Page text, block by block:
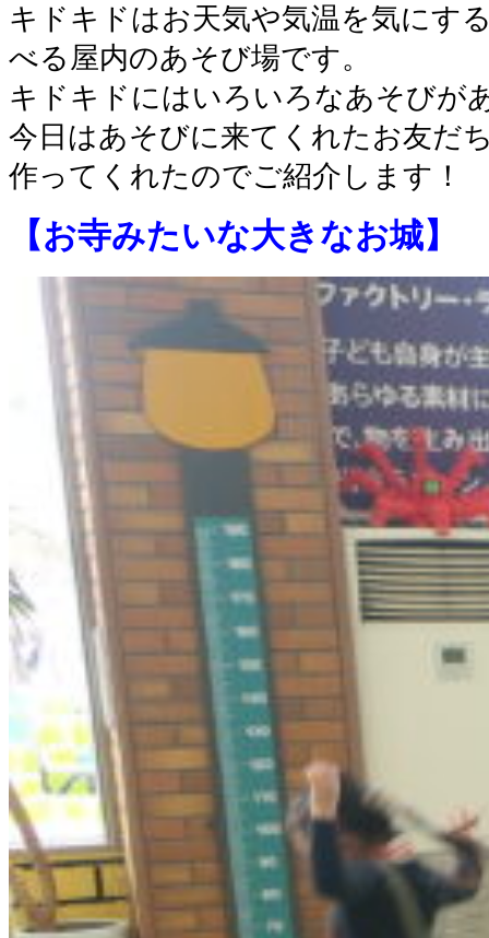
キドキドはお天気や気温を気にす
べる屋内のあそび場です。
キドキドにはいろいろなあそびが
今日はあそびに来てくれたお友だ
作ってくれたのでご紹介します！
【お寺みたいな大きなお城】